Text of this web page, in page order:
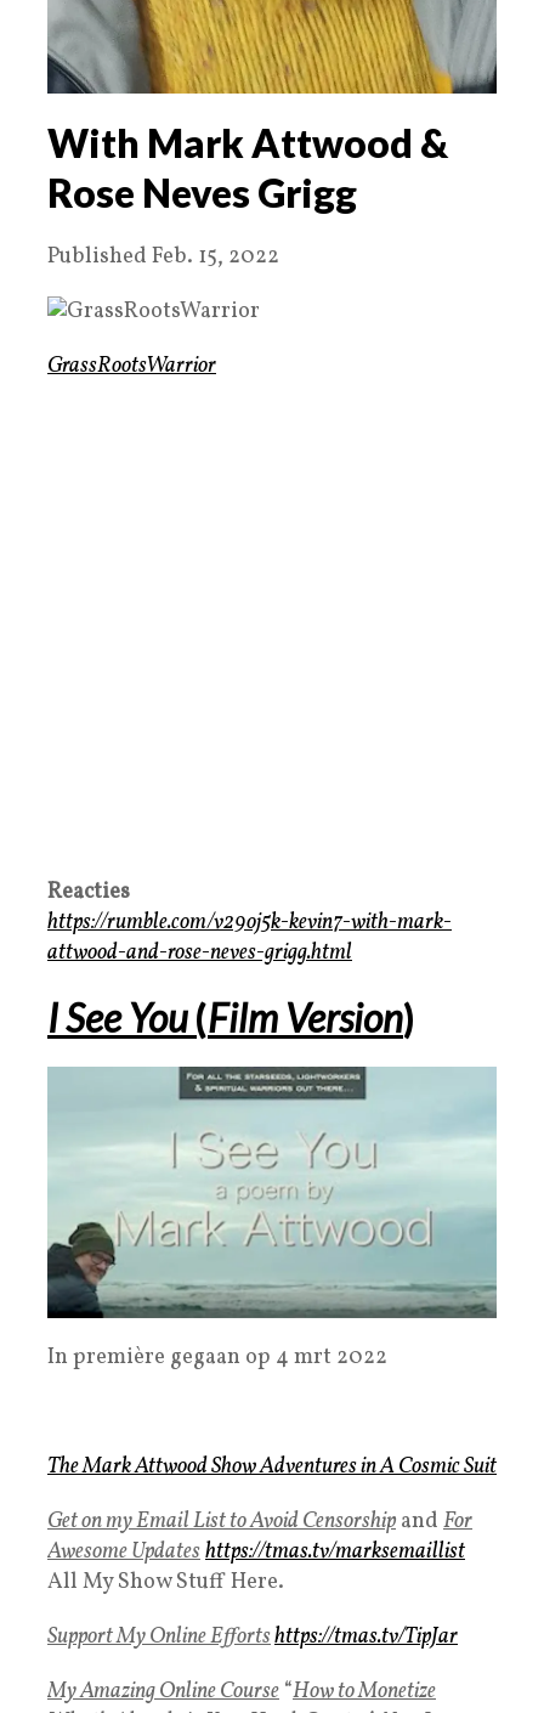
With Mark Attwood &
Rose Neves Grigg
Published Feb. 15, 2022
GrassRootsWarrior
Reacties
https://rumble.com/v29oj5k-kevin7-with-mark-
attwood-and-rose-neves-grigg.html
I See You(Film Version)
In première gegaan op 4 mrt 2022
The Mark Attwood Show Adventures in A Cosmic Suit
Get on my Email List to Avoid Censorship and For
Awesome Updateshttps://tmas.tv/marksemaillist
All My Show Stuff Here.
Support My Online Effortshttps://tmas.tv/TipJar
My Amazing Online Course “How to Monetize